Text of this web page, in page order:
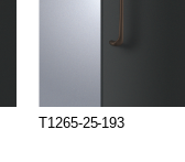
T1265-25-193